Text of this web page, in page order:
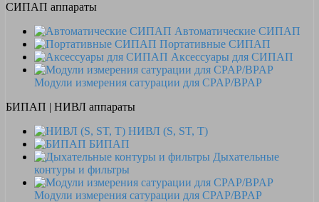
СИПАП аппараты
Автоматические СИПАП
Портативные СИПАП
Аксессуары для СИПАП
Модули измерения сатурации для CPAP/BPAP
БИПАП | НИВЛ аппараты
НИВЛ (S, ST, T)
БИПАП
Дыхательные
контуры и фильтры
Модули измерения сатурации для CPAP/BPAP